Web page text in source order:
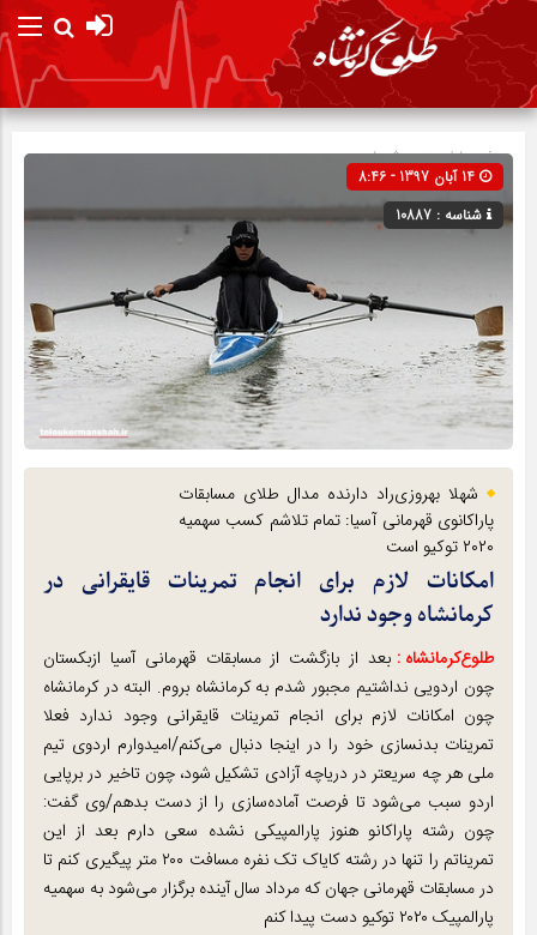
صفحه نخستپیش نویس
شناسه : 10887
شهلا بهروزی‌راد دارنده مدال طلای مسابقات
پاراکانوی قهرمانی آسیا: تمام تلاشم کسب سهمیه
۲۰۲۰ توکیو است
امکانات لازم برای انجام تمرینات قایقرانی در
کرمانشاه وجود ندارد
طلوع‌‌کرمانشاه : بعد از بازگشت از مسابقات قهرمانی آسیا ازبکستان
چون اردویی نداشتیم مجبور شدم به کرمانشاه بروم. البته در کرمانشاه
چون امکانات لازم برای انجام تمرینات قایقرانی وجود ندارد فعلا
تمرینات بدنسازی خود را در اینجا دنبال می‌کنم/امیدوارم اردوی تیم
ملی هر چه سریعتر در دریاچه آزادی تشکیل شود، چون تاخیر در برپایی
اردو سبب می‌شود تا فرصت آماده‌سازی را از دست بدهم/وی گفت:
چون رشته پاراکانو هنوز پارالمپیکی نشده سعی دارم بعد از این
تمریناتم را تنها در رشته کایاک تک نفره مسافت ۲۰۰ متر پیگیری کنم تا
در مسابقات قهرمانی جهان که مرداد سال آینده برگزار می‌شود به سهمیه
پارالمپیک ۲۰۲۰ توکیو دست پیدا کنم